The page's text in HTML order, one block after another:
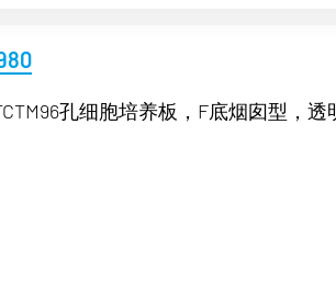
孔细胞培养板，F底烟囱型，透